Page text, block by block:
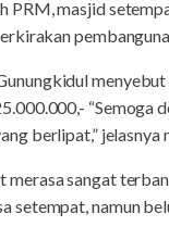
PRM, masjid
berlipat,” jelasnya
merasa sangat
setempat, namun